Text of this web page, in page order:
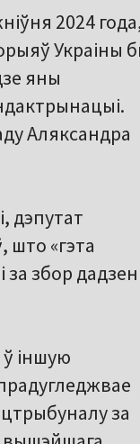
2024
Украіны
яны
Аляксандра
дэпутат
што «гэта
за збор
ў іншую
за